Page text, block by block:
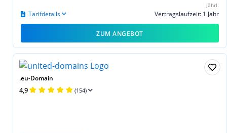
jährl.
Vertragslaufzeit: 1 Jahr
Tarifdetails
ZUM ANGEBOT
.eu-Domain
4,9 (154)